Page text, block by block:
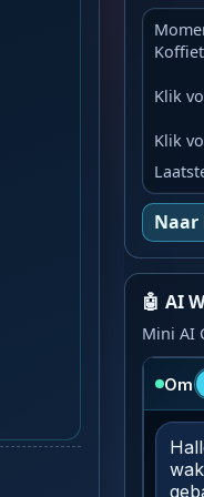
Klik
Klik
🤖 AI
Mini AI